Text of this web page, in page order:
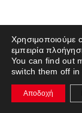
Χρησιμοποιούμε
εμπειρία
You can find out
switch them off in
Αποδοχή